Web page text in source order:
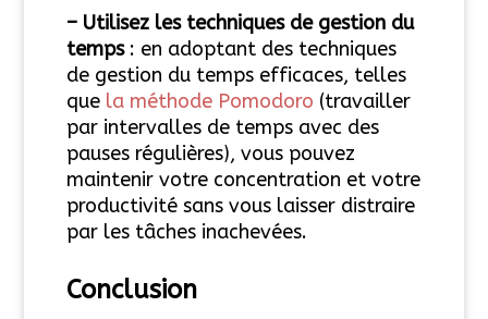
– Utilisez les techniques de gestion du
temps: en adoptant des techniques
de gestion du temps efficaces, telles
que la méthode Pomodoro (travailler
par intervalles de temps avec des
pauses régulières), vous pouvez
maintenir votre concentration et votre
productivité sans vous laisser distraire
par les tâches inachevées.
Conclusion